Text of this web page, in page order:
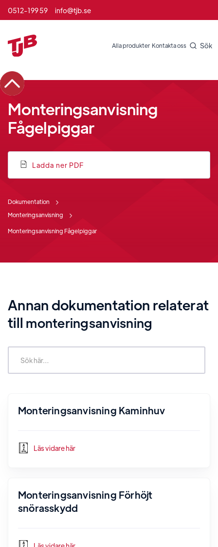
0512-199 59 info@tjb.se
Alla produkter Kontakta oss Sök
Monteringsanvisning
Fågelpiggar
Ladda ner PDF
Dokumentation
Monteringsanvisning
Monteringsanvisning Fågelpiggar
Annan dokumentation relaterat
till monteringsanvisning
Monteringsanvisning Kaminhuv
Läs vidare här
Monteringsanvisning Förhöjt
snörasskydd